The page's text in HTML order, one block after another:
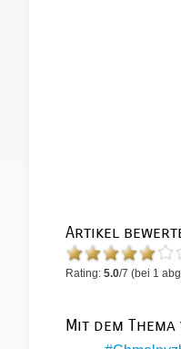
Artikel
Rating: 5.0/7 (bei 1
Mit dem